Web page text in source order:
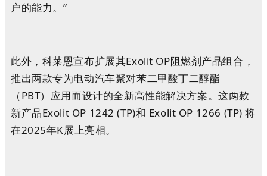
户的能力。”
此外，科莱恩宣布扩展其Exolit OP阻燃剂产品组合，
推出两款专为电动汽车聚对苯二甲酸丁二醇酯
（PBT）应用而设计的全新高性能解决方案。这两款
新产品Exolit OP 1242 (TP)和 Exolit OP 1266 (TP) 将
在2025年K展上亮相。